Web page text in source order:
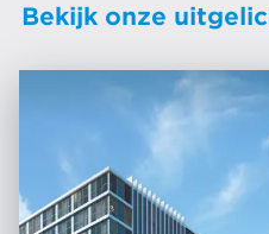
Bekijk onze